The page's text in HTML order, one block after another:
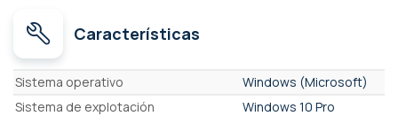
Características
Características
Sistema operativo
Windows (Microsoft)
Sistema de explotación
Windows 10 Pro